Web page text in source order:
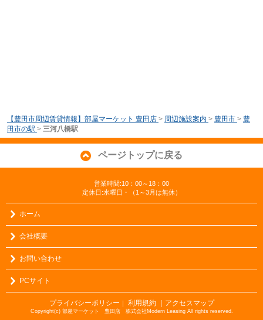
【豊田市周辺賃貸情報】部屋マーケット 豊田店 > 周辺施設案内 > 豊田市 > 豊
田市の駅 > 三河八橋駅
ページトップに戻る
営業時間:10：00～18：00
定休日:水曜日・（1～3月は無休）
ホーム
会社概要
お問い合わせ
PCサイト
プライバシーポリシー ｜ 利用規約 ｜アクセスマップ
Copyright(c) 部屋マーケット 豊田店 株式会社Modern Leasing All rights reserved.